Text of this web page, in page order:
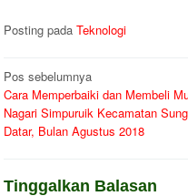
Posting pada Teknologi
Navigasi
pos
Pos sebelumnya
Cara Memperbaiki dan Membeli
Nagari Simpuruik Kecamatan
Datar, Bulan Agustus 2018
Tinggalkan Balasan